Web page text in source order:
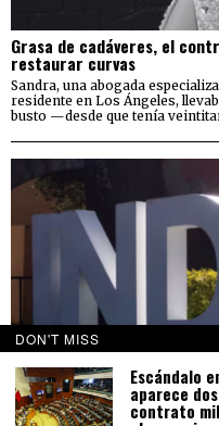
Grasa de cadáveres, el
restaurar curvas
Sandra, una abogada
residente en Los Ángeles,
busto —desde que tenía
DON'T MISS
Escándalo
aparece
contrato